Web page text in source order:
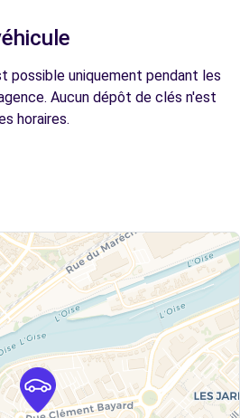
possible uniquement pendant les
Aucun dépôt de clés n'est
horaires.